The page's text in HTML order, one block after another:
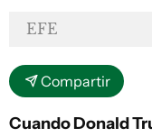
EFE
Compartir
Cuando Donald